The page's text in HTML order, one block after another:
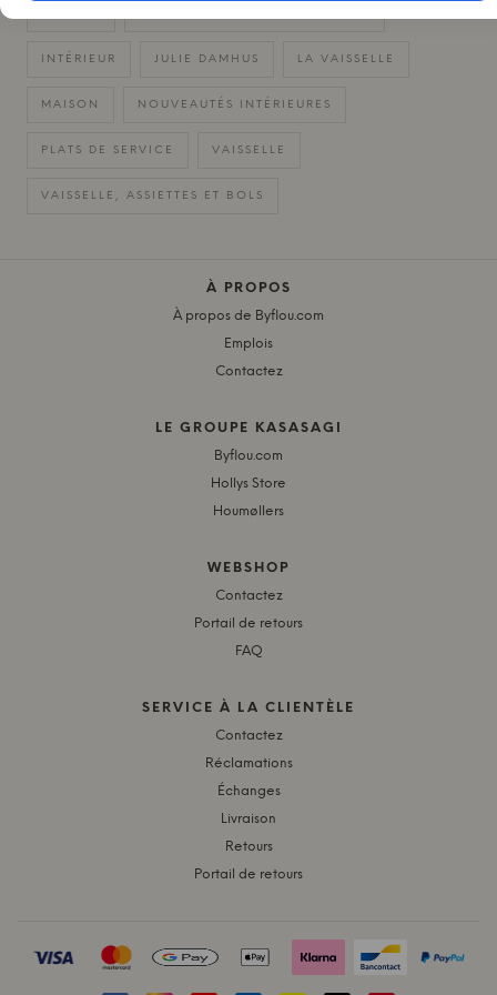
INTÉRIEUR JULIE DAMHUS LA VAISSELLE
MAISON NOUVEAUTÉS INTÉRIEURES
PLATS DE SERVICE VAISSELLE
VAISSELLE, ASSIETTES ET BOLS
À PROPOS
À propos de Byflou.com
Emplois
Contactez
LE GROUPE KASASAGI
Byflou.com
Hollys Store
Houmøllers
WEBSHOP
Contactez
Portail de retours
FAQ
SERVICE À LA CLIENTÈLE
Contactez
Réclamations
Échanges
Livraison
Retours
Portail de retours